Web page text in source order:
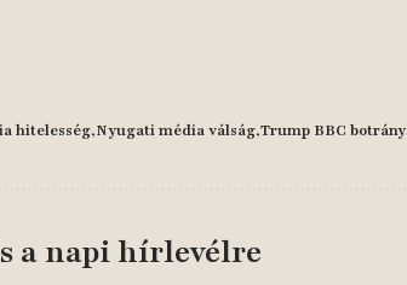
hitelesség Nyugati média válság Trump BBC botrány
a napi hírlevélre